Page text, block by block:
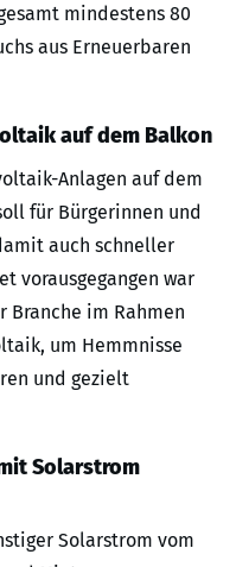
mindestens 80
aus Erneuerbaren
auf dem Balkon
Anlagen auf dem
für Bürgerinnen und
auch schneller
vorausgegangen war
Branche im Rahmen
um Hemmnisse
und gezielt
Solarstrom
Solarstrom vom